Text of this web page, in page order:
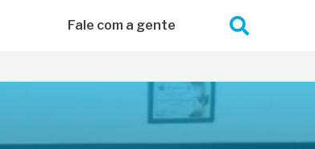
Fale com a gente